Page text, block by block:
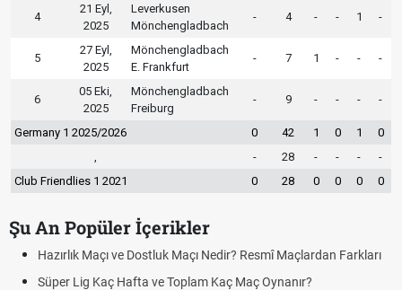
4
21 Eyl,
2025
Leverkusen
Mönchengladbach
- 4 - - 1 -
5
27 Eyl,
2025
Mönchengladbach
E. Frankfurt
- 7 1 - - -
6
05 Eki,
2025
Mönchengladbach
Freiburg
- 9 - - - -
Germany 1 2025/2026 0 42 1 0 1
0
- 28 - - -
-
Club Friendlies 1 2021
0 28 0 0 0 0
Şu An Popüler İçerikler
Maçı ve Dostluk Maçı Nedir? Resmî Maçlardan Farkları
Lig Kaç Hafta ve Toplam Kaç Maç Oynanır?